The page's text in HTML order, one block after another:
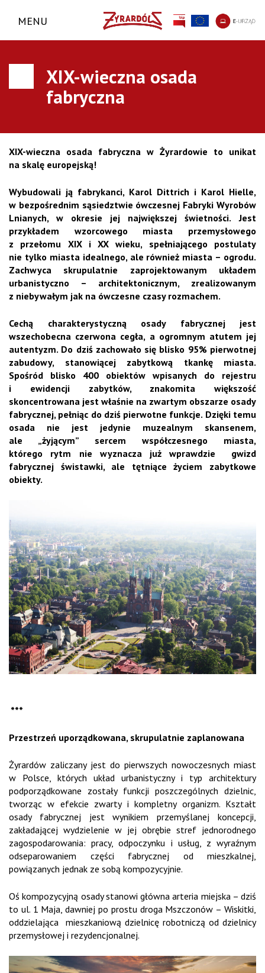
MENU
XIX-wieczna osada
fabryczna
XIX-wieczna osada fabryczna w Żyrardowie to unikat
na skalę europejską!
Wybudowali ją fabrykanci, Karol Dittrich i Karol Hielle,
w bezpośrednim sąsiedztwie ówczesnej Fabryki Wyrobów
Lnianych, w okresie jej największej świetności.
Jest
przykładem wzorcowego miasta przemysłowego
z przełomu XIX i XX wieku, spełniającego postulaty
nie tylko miasta idealnego, ale również miasta – ogrodu.
Zachwyca skrupulatnie zaprojektowanym układem
urbanistyczno – architektonicznym, zrealizowanym
z niebywałym jak na ówczesne czasy rozmachem.
Cechą charakterystyczną osady fabrycznej jest
wszechobecna czerwona cegła, a ogromnym atutem jej
autentyzm. Do dziś zachowało się blisko 95% pierwotnej
zabudowy, stanowiącej zabytkową tkankę miasta.
Spośród blisko 400 obiektów wpisanych do rejestru
i ewidencji zabytków, znakomita większość
skoncentrowana jest właśnie na zwartym obszarze osady
fabrycznej, pełniąc do dziś pierwotne funkcje. Dzięki temu
osada nie jest jedynie muzealnym skansenem,
ale „żyjącym” sercem współczesnego miasta,
którego rytm nie wyznacza już wprawdzie gwizd
fabrycznej świstawki, ale tętniące życiem zabytkowe
obiekty.
***
Przestrzeń uporządkowana, skrupulatnie zaplanowana
Żyrardów zaliczany jest do pierwszych nowoczesnych miast
w Polsce, których układ urbanistyczny i typ architektury
podporządkowane zostały funkcji poszczególnych dzielnic,
tworząc w efekcie zwarty i kompletny organizm. Kształt
osady fabrycznej jest wynikiem przemyślanej koncepcji,
zakładającej wydzielenie w jej obrębie stref jednorodnego
zagospodarowania: pracy, odpoczynku i usług, z wyraźnym
odseparowaniem części fabrycznej od mieszkalnej,
powiązanych jednak ze sobą kompozycyjnie.
Oś kompozycyjną osady stanowi główna arteria miejska – dziś
to ul. 1 Maja, dawniej po prostu droga Mszczonów – Wiskitki,
oddzielająca mieszkaniową dzielnicę robotniczą od dzielnicy
przemysłowej i rezydencjonalnej.